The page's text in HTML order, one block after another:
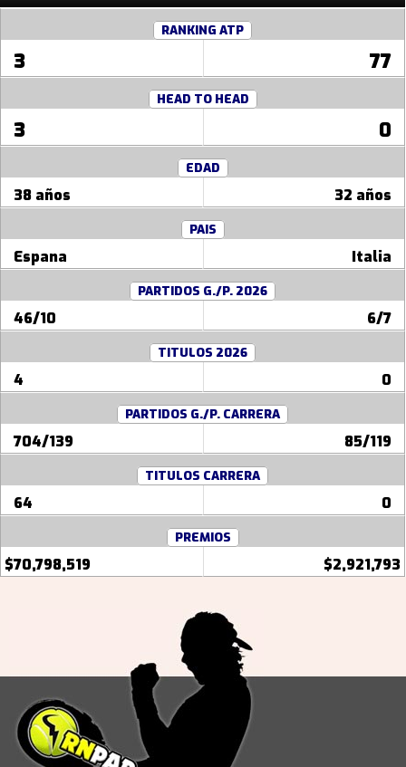
RANKING ATP
3 77
HEAD TO HEAD
3 0
EDAD
38 años 32 años
PAIS
Espana Italia
PARTIDOS G./P. 2026
46/10 6/7
TITULOS 2026
4 0
PARTIDOS G./P. CARRERA
704/139 85/119
TITULOS CARRERA
64 0
PREMIOS
$70,798,519 $2,921,793